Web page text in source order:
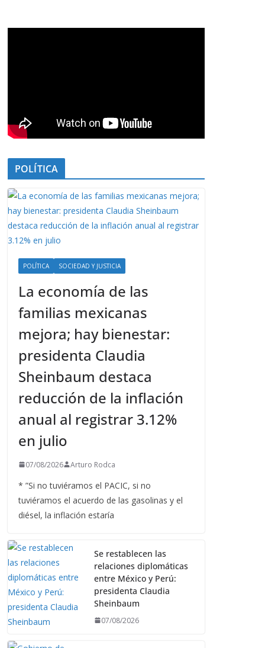
POLÍTICA
POLÍTICA SOCIEDAD Y JUSTICIA
La economía de las
familias mexicanas
mejora; hay bienestar:
presidenta Claudia
Sheinbaum destaca
reducción de la inflación
anual al registrar 3.12%
en julio
07/08/2026 Arturo Rodca
* ”Si no tuviéramos el PACIC, si no
tuviéramos el acuerdo de las gasolinas y el
diésel, la inflación estaría
Se restablecen las
relaciones diplomáticas
entre México y Perú:
presidenta Claudia
Sheinbaum
07/08/2026